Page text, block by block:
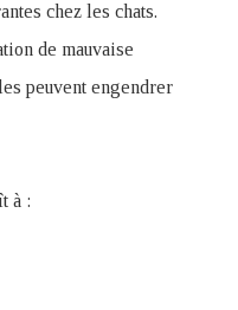
chez les chats.
de mauvaise
peuvent engendrer
à :